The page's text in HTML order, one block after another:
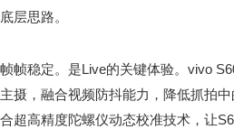
底层思路。
帧帧稳定。是Live的关键体验。vivo
主摄，融合视频防抖能力，降低抓拍
合超高精度陀螺仪动态校准技术，让